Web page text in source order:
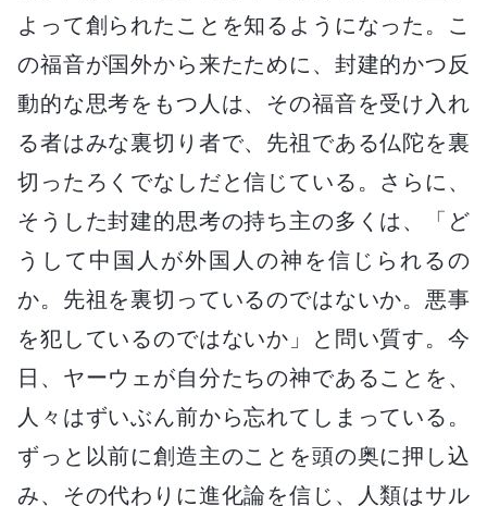
よって創られたことを知るようになった。こ
の福音が国外から来たために、封建的かつ反
動的な思考をもつ人は、その福音を受け入れ
る者はみな裏切り者で、先祖である仏陀を裏
切ったろくでなしだと信じている。さらに、
そうした封建的思考の持ち主の多くは、「ど
うして中国人が外国人の神を信じられるの
か。先祖を裏切っているのではないか。悪事
を犯しているのではないか」と問い質す。今
日、ヤーウェが自分たちの神であることを、
人々はずいぶん前から忘れてしまっている。
ずっと以前に創造主のことを頭の奥に押し込
み、その代わりに進化論を信じ、人類はサル